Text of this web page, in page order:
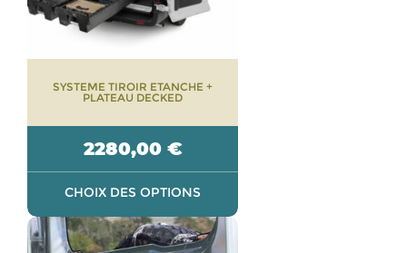
SYSTEME TIROIR ETANCHE +
PLATEAU DECKED
2280,00 €
CHOIX DES OPTIONS
peuvent